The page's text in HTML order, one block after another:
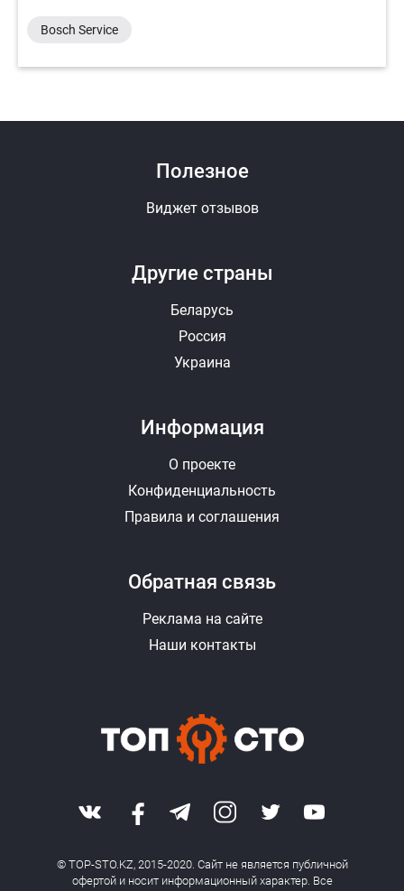
Bosch Service
Другие страны
Беларусь
Россия
Украина
Полезное
Виджет отзывов
Информация
О проекте
Конфиденциальность
Правила и соглашения
Обратная связь
Реклама на сайте
Наши контакты
© TOP-STO.KZ, 2015-2020. Сайт не является публичной
офертой и носит информационный характер. Все